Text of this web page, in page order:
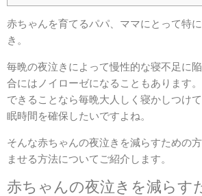
赤ちゃんを育てるパパ、ママにとって特
き。
毎晩の夜泣きによって慢性的な寝不足に
合にはノイローゼになることもあります。
できることなら毎晩大人しく寝かしつけ
眠時間を確保したいですよね。
そんな赤ちゃんの夜泣きを減らすための
ませる方法についてご紹介します。
赤ちゃんの夜泣きを減らす